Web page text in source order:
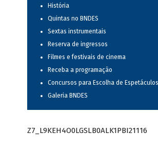
História
Quintas no BNDES
Sextas instrumentais
Reserva de ingressos
Filmes e festivais de cinema
Receba a programação
Concursos para Escolha de
Galeria BNDES
Z7_L9KEH4O0LGSLB0ALK1PBI21116